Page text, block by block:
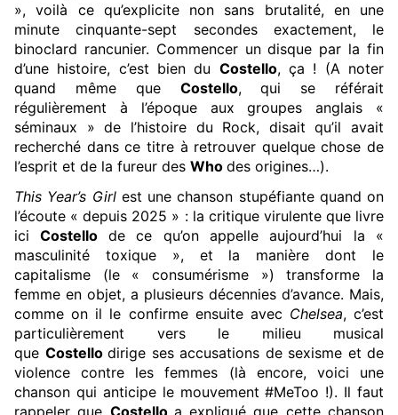
», voilà ce qu’explicite non sans brutalité, en une
minute cinquante-sept secondes exactement, le
binoclard rancunier. Commencer un disque par la fin
d’une histoire, c’est bien du Costello, ça ! (A noter
quand même que
Costello, qui se référait
régulièrement à l’époque aux groupes anglais «
séminaux » de l’histoire du Rock, disait qu’il avait
recherché dans ce titre à retrouver quelque chose de
l’esprit et de la fureur des Who des origines…).
This Year’s Girl est une chanson stupéfiante quand on
l’écoute « depuis 2025 » : la critique virulente que livre
ici
Costello de ce qu’on appelle aujourd’hui la «
masculinité toxique », et la manière dont le
capitalisme (le « consumérisme ») transforme la
femme en objet, a plusieurs décennies d’avance. Mais,
comme on il le confirme ensuite avec Chelsea, c’est
particulièrement vers le milieu musical
que Costello dirige ses accusations de sexisme et de
violence contre les femmes (là encore, voici une
chanson qui anticipe le mouvement #MeToo !). Il faut